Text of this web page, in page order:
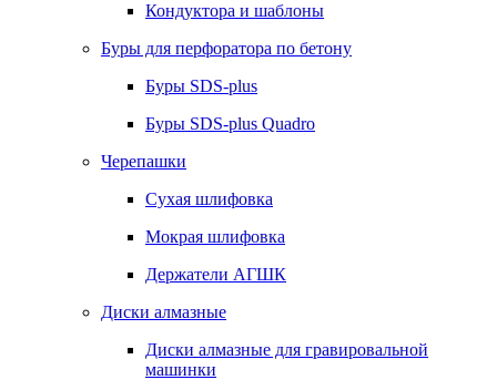
Кондуктора и шаблоны
Буры для перфоратора по бетону
Буры SDS-plus
Буры SDS-plus Quadro
Черепашки
Сухая шлифовка
Мокрая шлифовка
Держатели АГШК
Диски алмазные
Диски алмазные для гравировальной
машинки